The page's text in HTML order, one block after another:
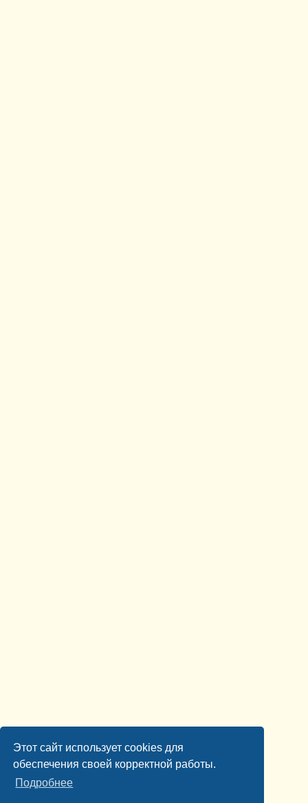
Этот сайт использует cookies для
обеспечения своей корректной работы.
Подробнее